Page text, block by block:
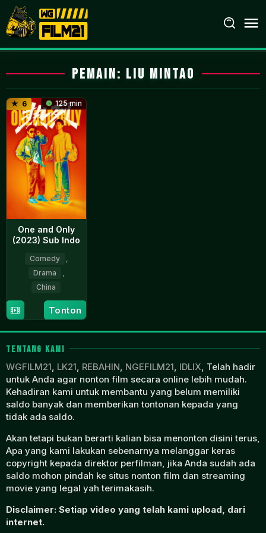
Loncat
ke
konten
Pemain: Liu Mintao
6 125 min
One and Only
(2023) Sub Indo
Comedy
Drama
China
28
Jul
2023
Dong
Chengpeng
Tonton
TENTANG KAMI
WGFILM21, LK21, REBAHIN, NGEFILM21, IDLIX, Telah hadir
untuk Anda agar nonton film secara online lebih mudah.
Kehadiran kami untuk membantu yang belum memiliki
saldo banyak dan memberikan tontonan kepada yang
tidak ada saldo.
Akan tetapi bukan berarti kalian bisa menonton disini terus,
Apa yang kami lakukan sebenarnya melanggar keras
copyright kepada direktor perfilman, jika Anda sudah ada
saldo mohon pindah ke situs nonton film dan streaming
movie yang legal yah terimakasih.
Disclaimer: Setiap video yang telah kami upload, dari
internet.